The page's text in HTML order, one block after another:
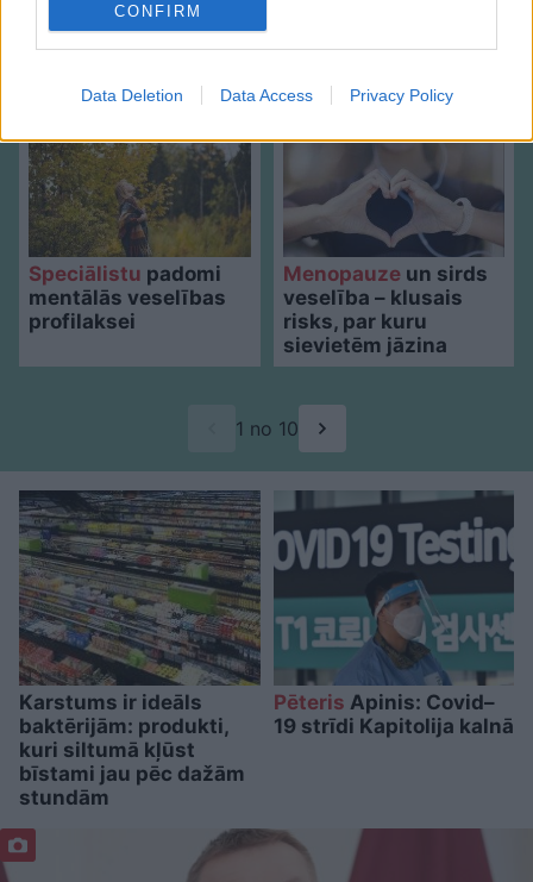
CONFIRM
Data Deletion Data Access Privacy Policy
Speciālisti konsultē: Rudens vīrusi, klepus
Speciālistu padomi
mentālās veselības
profilaksei
Menopauzeun sirds
veselība – klusais
risks, par kuru
sievietēm jāzina
1 no 10
Karstums ir ideāls
baktērijām: produkti,
kuri siltumā kļūst
bīstami jau pēc dažām
stundām
Pēteris Apinis: Covid–
19 strīdi Kapitolija kalnā